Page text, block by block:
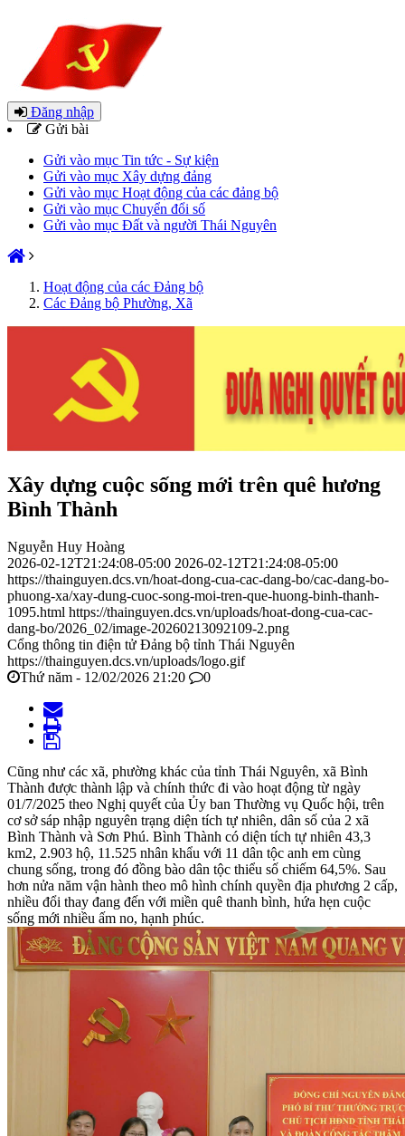
Đăng nhập
Gửi bài
Gửi vào mục Tin tức - Sự kiện
Gửi vào mục Xây dựng đảng
Gửi vào mục Hoạt động của các đảng bộ
Gửi vào mục Chuyển đổi số
Gửi vào mục Đất và người Thái Nguyên
Hoạt động của các Đảng bộ
Các Đảng bộ Phường, Xã
Xây dựng cuộc sống mới trên quê hương
Bình Thành
Nguyễn Huy Hoàng
2026-02-12T21:24:08-05:00 2026-02-12T21:24:08-05:00
https://thainguyen.dcs.vn/hoat-dong-cua-cac-dang-bo/cac-dang-bo-
phuong-xa/xay-dung-cuoc-song-moi-tren-que-huong-binh-thanh-
1095.html https://thainguyen.dcs.vn/uploads/hoat-dong-cua-cac-
dang-bo/2026_02/image-20260213092109-2.png
Cổng thông tin điện tử Đảng bộ tỉnh Thái Nguyên
https://thainguyen.dcs.vn/uploads/logo.gif
Thứ năm - 12/02/2026 21:20
0
Cũng như các xã, phường khác của tỉnh Thái Nguyên, xã Bình
Thành được thành lập và chính thức đi vào hoạt động từ ngày
01/7/2025 theo Nghị quyết của Ủy ban Thường vụ Quốc hội, trên
cơ sở sáp nhập nguyên trạng diện tích tự nhiên, dân số của 2 xã
Bình Thành và Sơn Phú. Bình Thành có diện tích tự nhiên 43,3
km2, 2.903 hộ, 11.525 nhân khẩu với 11 dân tộc anh em cùng
chung sống, trong đó đồng bào dân tộc thiểu số chiếm 64,5%. Sau
hơn nửa năm vận hành theo mô hình chính quyền địa phương 2 cấp,
nhiều đổi thay đang đến với miền quê thanh bình, hứa hẹn cuộc
sống mới nhiều ấm no, hạnh phúc.